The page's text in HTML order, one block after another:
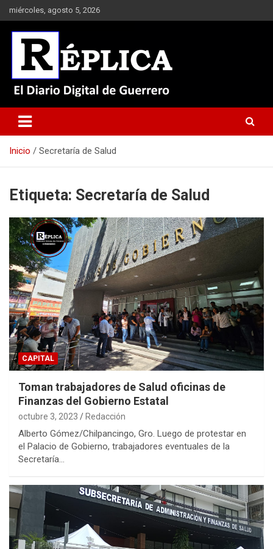
Saltar
al
contenido
miércoles, agosto 5, 2026
Réplica
Inicio Secretaría de Salud
Etiqueta: Secretaría de Salud
CAPITAL
Toman trabajadores de Salud oficinas de
Finanzas del Gobierno Estatal
octubre 3, 2023 Redacción
Alberto Gómez/Chilpancingo, Gro. Luego de protestar en
el Palacio de Gobierno, trabajadores eventuales de la
Secretaría…